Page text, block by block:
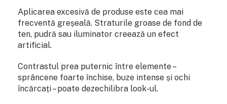
Aplicarea excesivă de produse este cea mai
frecventă greșeală. Straturile groase de fond de
ten, pudră sau iluminator creează un efect
artificial.
Contrastul prea puternic între elemente –
sprâncene foarte închise, buze intense și ochi
încărcați – poate dezechilibra look-ul.